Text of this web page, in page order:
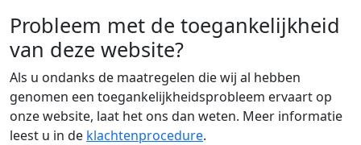
Probleem met de toegankelijkheid
van deze website?
Als u ondanks de maatregelen die wij al hebben
genomen een toegankelijkheidsprobleem ervaart op
onze website, laat het ons dan weten. Meer informatie
leest u in de klachtenprocedure.